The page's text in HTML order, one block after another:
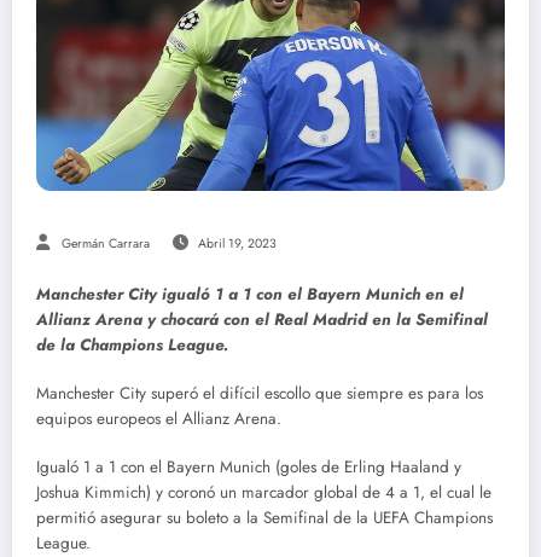
Germán Carrara Abril 19, 2023
Manchester City igualó 1 a 1 con el Bayern Munich en el
Allianz Arena y chocará con el Real Madrid en la Semifinal
de la Champions League.
Manchester City superó el difícil escollo que siempre es para los
equipos europeos el Allianz Arena.
Igualó 1 a 1 con el Bayern Munich (goles de Erling Haaland y
Joshua Kimmich) y coronó un marcador global de 4 a 1, el cual le
permitió asegurar su boleto a la Semifinal de la UEFA Champions
League.